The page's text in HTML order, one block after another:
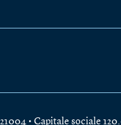
• Capitale sociale